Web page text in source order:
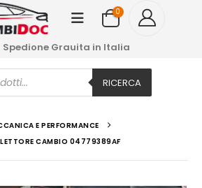
0
Spedione Grauita in Italia
RICERCA
E PERFORMANCE
CAMBIO 04779389AF